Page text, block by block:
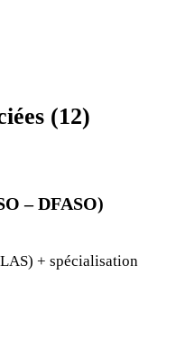
(12)
– DFASO)
+ spécialisation